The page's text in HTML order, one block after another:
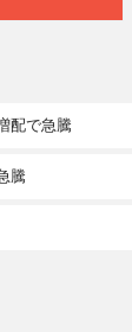
配で急騰
騰